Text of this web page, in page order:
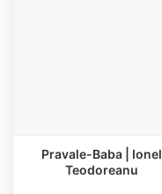
Pravale-Baba | Ionel
Teodoreanu